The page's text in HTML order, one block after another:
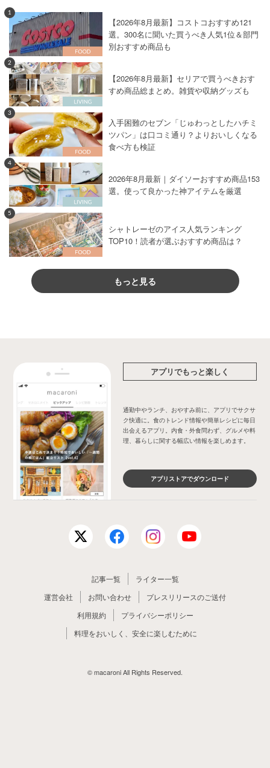
1
【2026年8月最新】コストコおすすめ121
選。300名に聞いた買うべき人気1位＆部門
別おすすめ商品も
2
【2026年8月最新】セリアで買うべきおす
すめ商品総まとめ。雑貨や収納グッズも
3
入手困難のセブン「じゅわっとしたハチミ
ツパン」は口コミ通り？よりおいしくなる
食べ方も検証
4
2026年8月最新｜ダイソーおすすめ商品153
選。使って良かった神アイテムを厳選
5
シャトレーゼのアイス人気ランキング
TOP10！読者が選ぶおすすめ商品は？
もっと見る
アプリでもっと楽しく
通勤中やランチ、おやすみ前に、アプリでサクサ
ク快適に。食のトレンド情報や簡単レシピに毎日
出会えるアプリ。内食・外食問わず、グルメや料
理、暮らしに関する幅広い情報を楽しめます。
アプリストアでダウンロード
記事一覧
ライター一覧
運営会社
お問い合わせ
プレスリリースのご送付
利用規約
プライバシーポリシー
料理をおいしく、安全に楽しむために
© macaroni All Rights Reserved.